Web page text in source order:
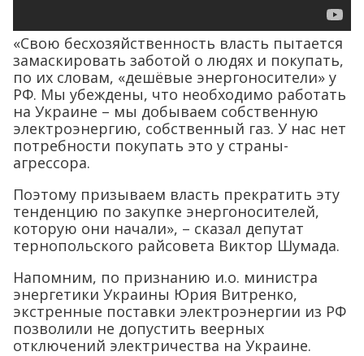
«Свою бесхозяйственность власть пытается
замаскировать заботой о людях и покупать,
по их словам, «дешёвые энергоносители» у
РФ. Мы убеждены, что необходимо работать
на Украине – мы добываем собственную
электроэнергию, собственный газ. У нас нет
потребности покупать это у страны-
агрессора.
Поэтому призываем власть прекратить эту
тенденцию по закупке энергоносителей,
которую они начали», – сказал депутат
тернопольского райсовета Виктор Шумада.
Напомним, по признанию и.о. министра
энергетики Украины Юрия Витренко,
экстренные поставки электроэнергии из РФ
позволили не допустить веерных
отключений электричества на Украине.